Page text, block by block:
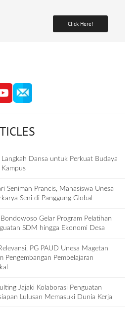
Click Here!
Langkah Dansa untuk Perkuat Budaya
Seniman Prancis, Mahasiswa Unesa
Seni di Panggung Global
Gelar Program Pelatihan
SDM hingga Ekonomi Desa
PG PAUD Unesa Magetan
Pengembangan Pembelajaran
Jajaki Kolaborasi Penguatan
Lulusan Memasuki Dunia Kerja